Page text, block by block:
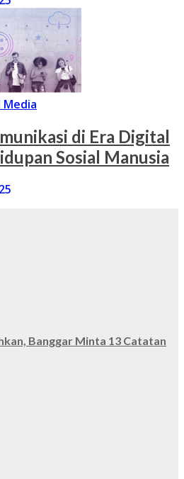
Media
di Era Digital
Sosial Manusia
Banggar Minta 13 Catatan